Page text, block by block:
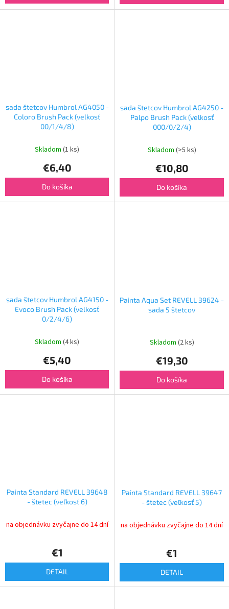
sada štetcov Humbrol AG4050 -
Coloro Brush Pack (velkosť
00/1/4/8)
Skladom (1 ks)
€6,40
Do košíka
sada štetcov Humbrol AG4250 -
Palpo Brush Pack (velkosť
000/0/2/4)
Skladom (>5 ks)
€10,80
Do košíka
sada štetcov Humbrol AG4150 -
Evoco Brush Pack (velkosť
0/2/4/6)
Skladom (4 ks)
€5,40
Do košíka
Painta Aqua Set REVELL 39624 -
sada 5 štetcov
Skladom (2 ks)
€19,30
Do košíka
Painta Standard REVELL 39648
- štetec (veľkosť 6)
na objednávku zvyčajne do 14 dní
€1
DETAIL
Painta Standard REVELL 39647
- štetec (veľkosť 5)
na objednávku zvyčajne do 14 dní
€1
DETAIL